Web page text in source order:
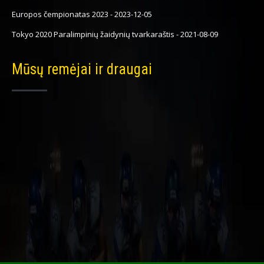
Europos čempionatas 2023 -2023-12-05
Tokyo 2020 Paralimpinių žaidynių tvarkaraštis -2021-08-09
Mūsų remėjai ir draugai